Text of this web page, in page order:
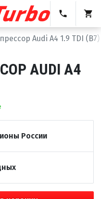
Audi A4 1.9 TDI (B7)
AUDI A4
России